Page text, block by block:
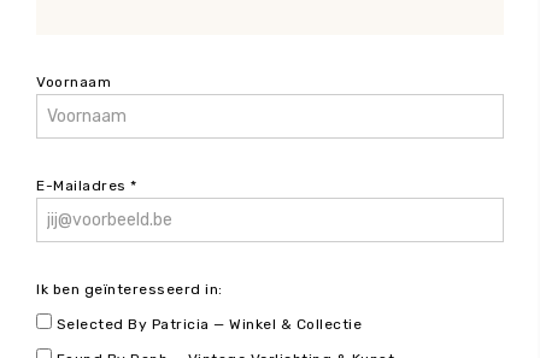
Voornaam
E-Mailadres *
Ik ben geïnteresseerd in:
Selected By Patricia — Winkel & Collectie